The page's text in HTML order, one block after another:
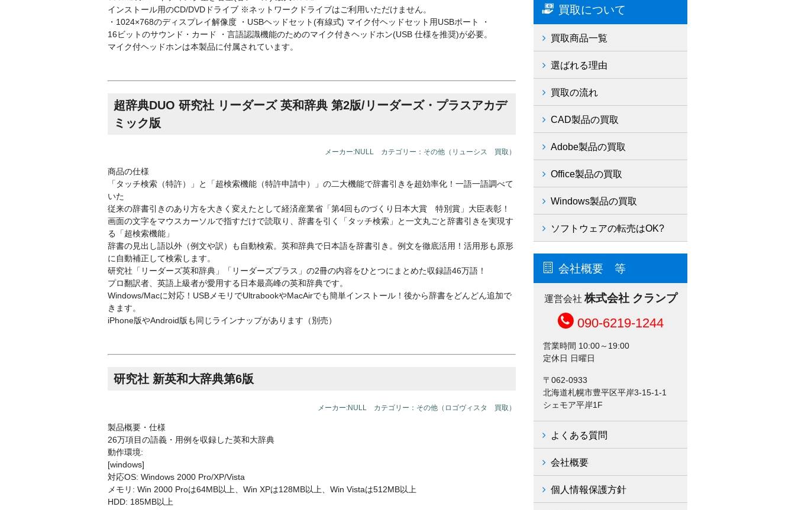
インストール用のCD/DVDドライブ ※ネットワークドライブはご利用いただけません。
・1024×768のディスプレイ解像度 ・USBヘッドセット(有線式) マイク付ヘッドセット用USBポート ・
16ビットのサウンド・カード ・言語認識機能のためのマイク付きヘッドホン(USB 仕様を推奨)が必要。
マイク付ヘッドホンは本製品に付属されています。
超辞典DUO 研究社 リーダーズ 英和辞典 第2版/リーダーズ・プラスアカデ
ミック版
メーカー:NULL カテゴリー：その他（リューシス 買取）
商品の仕様
「タッチ検索（特許）」と「超検索機能（特許申請中）」の二大機能で辞書引きを超効率化！一語一語調べて
いた
従来の辞書引きのあり方を大きく変えたとして経済産業省「第4回ものづくり日本大賞 特別賞」大臣表彰！
画面の文字をマウスカーソルで指すだけで読取り、辞書を引く「タッチ検索」と一文丸ごと辞書引きを実現す
る「超検索機能」
辞書の見出し語以外（例文や訳）も自動検索。英和辞典で日本語を辞書引き。例文を徹底活用！活用形も原形
に自動補正して検索します。
研究社「リーダーズ英和辞典」「リーダーズプラス」の2冊の内容をひとつにまとめた収録語46万語！
プロ翻訳者、英語上級者が愛用する日本最高峰の英和辞典です。
Windows/Macに対応！USBメモリでUltrabookやMacAirでも簡単インストール！後から辞書をどんどん追加で
きます。
iPhone版やAndroid版も同じラインナップがあります（別売）
研究社 新英和大辞典第6版
メーカー:NULL カテゴリー：その他（ロゴヴィスタ 買取）
製品概要・仕様
26万項目の語義・用例を収録した英和大辞典
動作環境:
[windows]
対応OS: Windows 2000 Pro/XP/Vista
メモリ: Win 2000 Proは64MB以上、Win XPは128MB以上、Win Vistaは512MB以上
HDD: 185MB以上
買取について
買取商品一覧
選ばれる理由
買取の流れ
CAD製品の買取
Adobe製品の買取
Office製品の買取
Windows製品の買取
ソフトウェアの転売はOK?
会社概要 等
運営会社株式会社 クランプ
090-6219-1244
営業時間 10:00～19:00
定休日 日曜日
〒062-0933
北海道札幌市豊平区平岸3-15-1-1
シェモア平岸1F
よくある質問
会社概要
個人情報保護方針